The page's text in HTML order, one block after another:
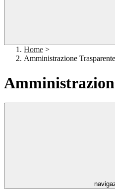
Home >
Amministrazione Trasparente